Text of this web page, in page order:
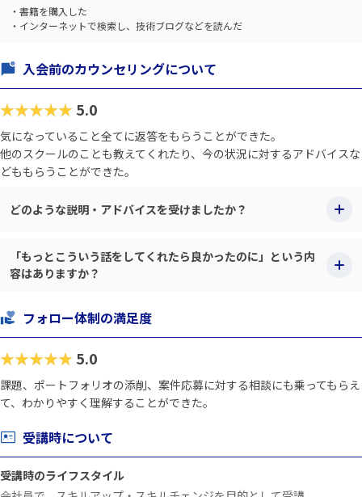
・書籍を購入した
・インターネットで検索し、技術ブログなどを読んだ
入会前のカウンセリングについて
★★★★★ 5.0
気になっていること全てに返答をもらうことができた。
他のスクールのことも教えてくれたり、今の状況に対するアドバイスな
どももらうことができた。
どのような説明・アドバイスを受けましたか？
「もっとこういう話をしてくれたら良かったのに」という内
容はありますか？
フォロー体制の満足度
★★★★★ 5.0
課題、ポートフォリオの添削、案件応募に対する相談にも乗ってもらえ
て、わかりやすく理解することができた。
受講時について
受講時のライフスタイル